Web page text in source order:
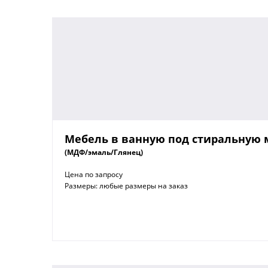
Мебель в ванную под стиральную
(МДФ/эмаль/Глянец)
Цена по запросу
Размеры: любые размеры на заказ